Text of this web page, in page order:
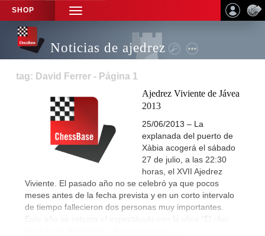
SHOP
TOGGLE
NAVIGATION
Noticias de ajedrez
tag: David Ferrer - Página 1
Ajedrez Viviente de Jávea
2013
25/06/2013 – La
explanada del puerto de
Xàbia acogerá el sábado
27 de julio, a las 22:30
horas, el XVII Ajedrez
Viviente. El pasado año no se celebró ya que pocos
meses antes de la fecha prevista y en un corto intervalo
de tiempo fallecieron dos personas muy importantes.
Este año se retoma el espectáculo con la obra “El clan